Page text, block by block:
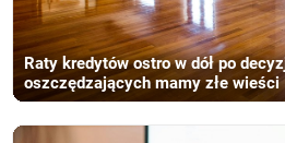
Raty kredytów ostro w dół po
oszczędzających mamy złe wieści